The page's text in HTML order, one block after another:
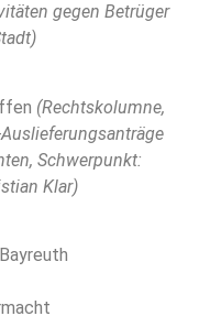
gegen Betrüger
(Rechtskolumne,
Schwerpunkt:
Klar)